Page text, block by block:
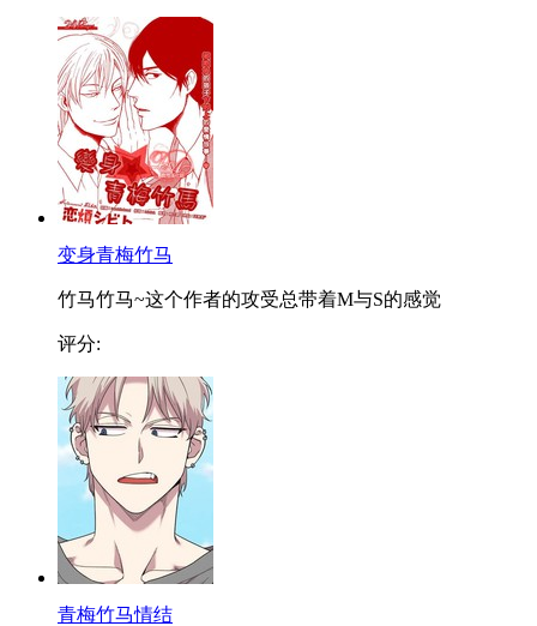
变身青梅竹马
竹马竹马~这个作者的攻受总带着M与S的感觉
评分:
青梅竹马情结